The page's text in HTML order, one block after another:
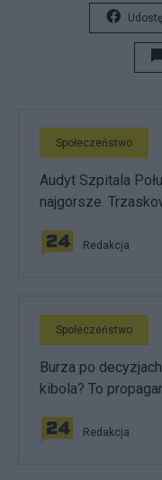
Społeczeństwo
Audyt Szpitala
najgorsze.
Redakcja
Społeczeństwo
Burza po
kibola? To
Redakcja